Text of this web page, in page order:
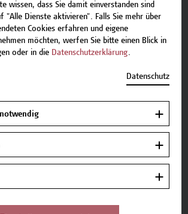
zum Zertifikatsprogramm
Jetzt anmelden
wissen, dass Sie damit einverstanden sind
"Alle Dienste aktivieren". Falls Sie mehr über
Cookies erfahren und eigene
möchten, werfen Sie bitte einen Blick in
oder in die Datenschutzerklärung.
Datenschutz
notwendig